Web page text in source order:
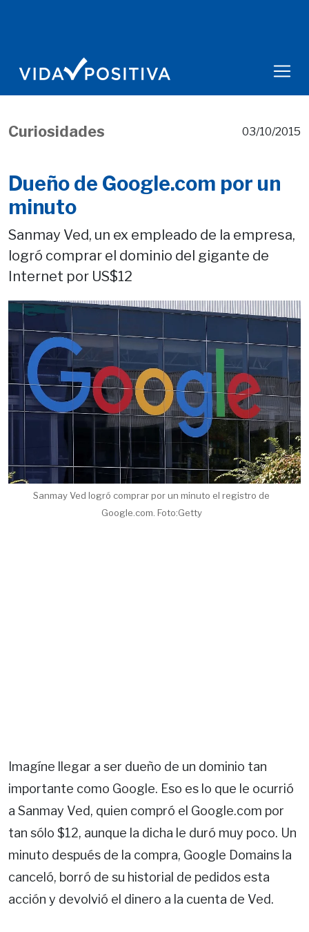
Curiosidades 03/10/2015
Dueño de Google.com por un
minuto
Sanmay Ved, un ex empleado de la empresa,
logró comprar el dominio del gigante de
Internet por US$12
Sanmay Ved logró comprar por un minuto el registro de
Google.com. Foto:Getty
Imagíne llegar a ser dueño de un dominio tan
importante como Google. Eso es lo que le ocurrió
a Sanmay Ved, quien compró el Google.com por
tan sólo $12, aunque la dicha le duró muy poco. Un
minuto después de la compra, Google Domains la
canceló, borró de su historial de pedidos esta
acción y devolvió el dinero a la cuenta de Ved.